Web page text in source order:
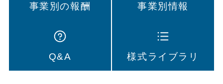
事業別の報酬 事業別情報
Q&A 様式ライブラリ